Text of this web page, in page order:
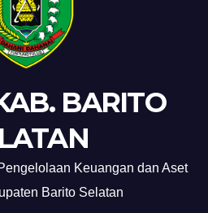
BARITO
Keuangan dan Aset
Barito Selatan